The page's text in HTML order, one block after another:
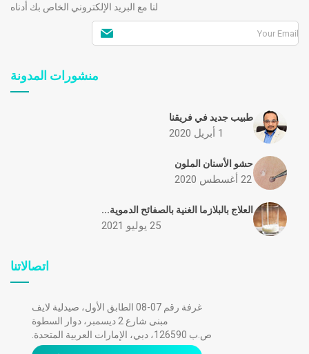
لنا مع البريد الإلكتروني الخاص بك أدناه
منشورات المدونة
طبيب جديد في فريقنا
1 أبريل 2020
حشو الأسنان الملون
22 أغسطس 2020
العلاج بالبلازما الغنية بالصفائح الدموية...
25 يوليو 2021
اتصالاتنا
غرفة رقم 07-08 الطابق الأول، صيدلية لايف
مبنى شارع 2 ديسمبر، دوار السطوة
ص.ب 126590، دبي، الإمارات العربية المتحدة.